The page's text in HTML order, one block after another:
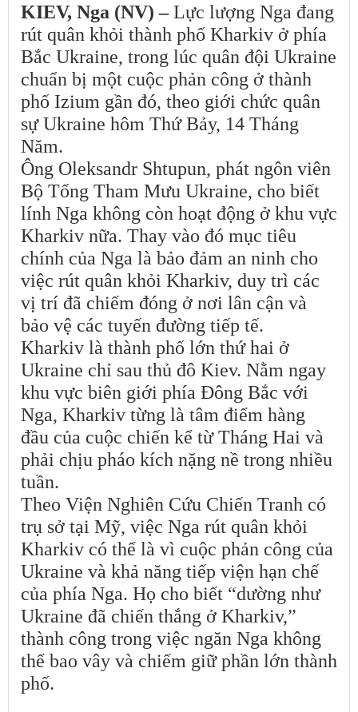
KIEV, Nga (NV) –Lực lượng Nga đang
rút quân khỏi thành phố Kharkiv ở phía
Bắc Ukraine, trong lúc quân đội Ukraine
chuẩn bị một cuộc phản công ở thành
phố Izium gần đó, theo giới chức quân
sự Ukraine hôm Thứ Bảy, 14 Tháng
Năm.
Ông Oleksandr Shtupun, phát ngôn viên
Bộ Tổng Tham Mưu Ukraine, cho biết
lính Nga không còn hoạt động ở khu vực
Kharkiv nữa. Thay vào đó mục tiêu
chính của Nga là bảo đảm an ninh cho
việc rút quân khỏi Kharkiv, duy trì các
vị trí đã chiếm đóng ở nơi lân cận và
bảo vệ các tuyến đường tiếp tế.
Kharkiv là thành phố lớn thứ hai ở
Ukraine chỉ sau thủ đô Kiev. Nằm ngay
khu vực biên giới phía Đông Bắc với
Nga, Kharkiv từng là tâm điểm hàng
đầu của cuộc chiến kể từ Tháng Hai và
phải chịu pháo kích nặng nề trong nhiều
tuần.
Theo Viện Nghiên Cứu Chiến Tranh có
trụ sở tại Mỹ, việc Nga rút quân khỏi
Kharkiv có thể là vì cuộc phản công của
Ukraine và khả năng tiếp viện hạn chế
của phía Nga. Họ cho biết “dường như
Ukraine đã chiến thắng ở Kharkiv,”
thành công trong việc ngăn Nga không
thể bao vây và chiếm giữ phần lớn thành
phố.